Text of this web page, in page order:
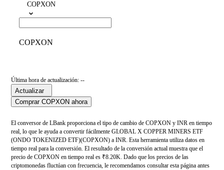
COPXON
COPXON
Última hora de actualización: --
Actualizar
Comprar COPXON ahora
El conversor de LBank proporciona el tipo de cambio de COPXON y INR en tiempo
real, lo que le ayuda a convertir fácilmente GLOBAL X COPPER MINERS ETF
(ONDO TOKENIZED ETF)(COPXON) a INR. Esta herramienta utiliza datos en
tiempo real para la conversión. El resultado de la conversión actual muestra que el
precio de COPXON en tiempo real es ₹8.20K. Dado que los precios de las
criptomonedas fluctúan con frecuencia, le recomendamos consultar esta página antes